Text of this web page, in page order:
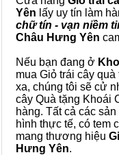
Yên lấy uy tín làm
chữ tín - vạn niềm
Châu Hưng Yên
Nếu bạn đang ở
mua Giỏ trái cây
xa, chúng tôi sẽ cử
cây Quà tặng Khoái
hàng. Tất cả các
hình thực tế, có tem
mang thương hiệu
Hưng Yên.